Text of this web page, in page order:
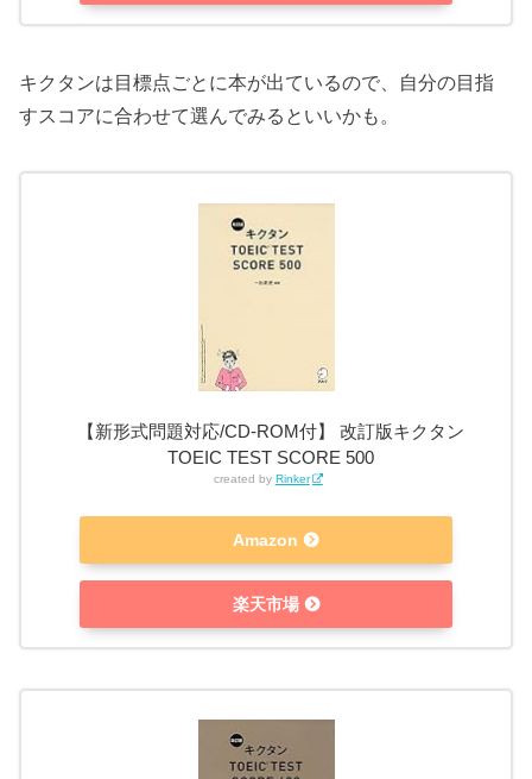
キクタンは目標点ごとに本が出ているので、自分の目指
すスコアに合わせて選んでみるといいかも。
【新形式問題対応/CD-ROM付】 改訂版キクタン
TOEIC TEST SCORE 500
created by Rinker
Amazon
楽天市場